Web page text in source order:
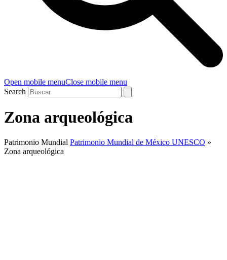
Open mobile menuClose mobile menu
Search
Zona arqueológica
Patrimonio Mundial Patrimonio Mundial de México UNESCO »
Zona arqueológica